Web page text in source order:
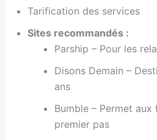
Tarification des services
Sites recommandés :
Parship – Pour les
Disons Demain –
ans
Bumble – Permet
premier pas